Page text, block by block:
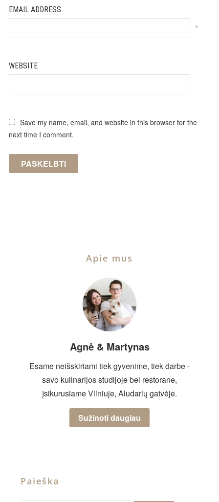
EMAIL ADDRESS
*
WEBSITE
Save my name, email, and website in this browser for the
next time I comment.
Apie mus
Agnė & Martynas
Esame neišskiriami tiek gyvenime, tiek darbe -
savo kulinarijos studijoje bei restorane,
įsikurusiame Vilniuje, Aludarių gatvėje.
Sužinoti daugiau
Paieška